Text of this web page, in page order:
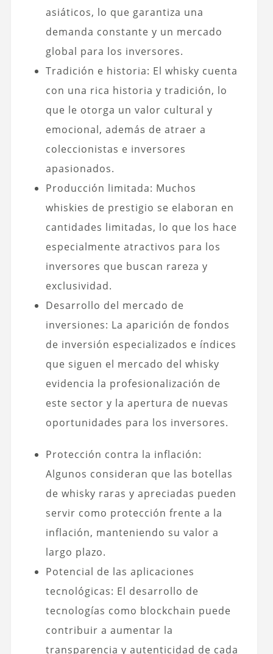
asiáticos, lo que garantiza una
demanda constante y un mercado
global para los inversores.
Tradición e historia: El whisky cuenta
con una rica historia y tradición, lo
que le otorga un valor cultural y
emocional, además de atraer a
coleccionistas e inversores
apasionados.
Producción limitada: Muchos
whiskies de prestigio se elaboran en
cantidades limitadas, lo que los hace
especialmente atractivos para los
inversores que buscan rareza y
exclusividad.
Desarrollo del mercado de
inversiones: La aparición de fondos
de inversión especializados e índices
que siguen el mercado del whisky
evidencia la profesionalización de
este sector y la apertura de nuevas
oportunidades para los inversores.
Protección contra la inflación:
Algunos consideran que las botellas
de whisky raras y apreciadas pueden
servir como protección frente a la
inflación, manteniendo su valor a
largo plazo.
Potencial de las aplicaciones
tecnológicas: El desarrollo de
tecnologías como blockchain puede
contribuir a aumentar la
transparencia y autenticidad de cada